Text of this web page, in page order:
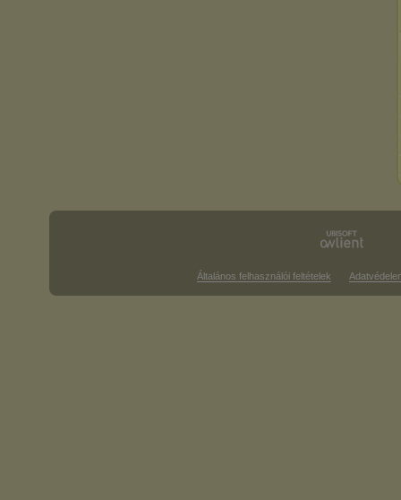
Általános felhasználói feltételek